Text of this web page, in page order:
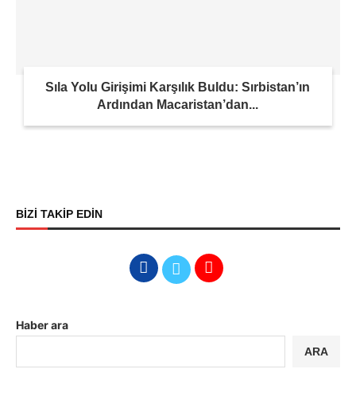
Sıla Yolu Girişimi Karşılık Buldu: Sırbistan’ın
Ardından Macaristan’dan...
BİZİ TAKİP EDİN
Haber ara
ARA